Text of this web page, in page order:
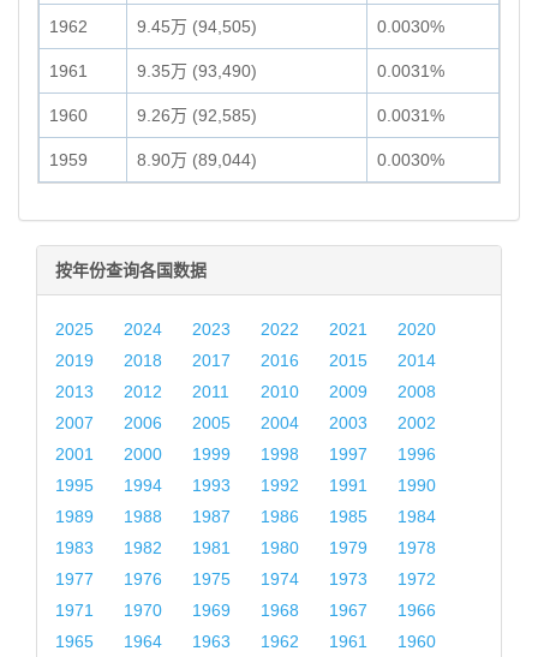
1962 9.45万 (94,505) 0.0030%
1961 9.35万 (93,490) 0.0031%
1960 9.26万 (92,585) 0.0031%
1959 8.90万 (89,044) 0.0030%
按年份查询各国数据
2025 2024 2023 2022 2021
2020
2019
2018 2017 2016 2015
2014
2013
2012 2011 2010 2009
2008
2007
2006 2005 2004 2003
2002
2001
2000 1999 1998 1997
1996
1995
1994 1993 1992 1991
1990
1989
1988 1987 1986 1985
1984
1983
1982 1981 1980 1979
1978
1977
1976 1975 1974 1973
1972
1971
1970 1969 1968 1967
1966
1965
1964 1963 1962 1961
1960